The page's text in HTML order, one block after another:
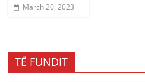
March 20, 2023
TË FUNDIT